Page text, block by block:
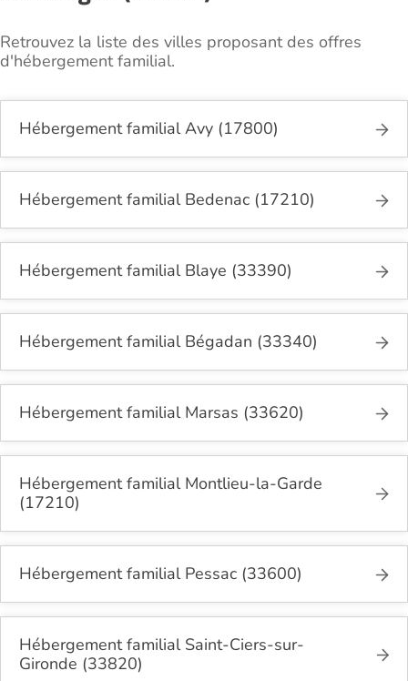
Retrouvez la liste des villes proposant des offres
d'hébergement familial.
Hébergement familial Avy (17800)
Hébergement familial Bedenac (17210)
Hébergement familial Blaye (33390)
Hébergement familial Bégadan (33340)
Hébergement familial Marsas (33620)
Hébergement familial Montlieu-la-Garde
(17210)
Hébergement familial Pessac (33600)
Hébergement familial Saint-Ciers-sur-
Gironde (33820)